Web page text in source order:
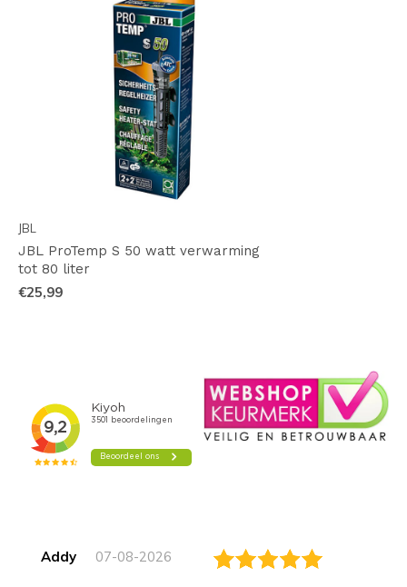
JBL
JBL ProTemp S 50 watt verwarming
tot 80 liter
€25,99
Addy 07-08-2026